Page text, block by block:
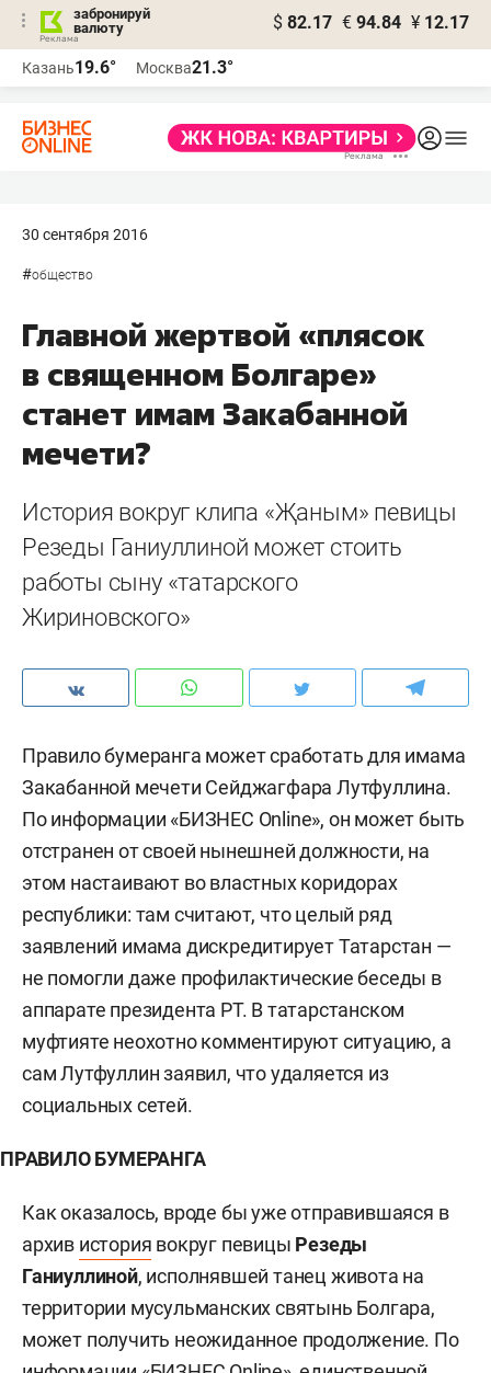
забронируй
валюту
$ 82.17 € 94.84 ¥ 12.17
Казань19.6° Москва21.3°
30 сентября 2016
#общество
Главной жертвой «плясок
в священном Болгаре»
станет имам Закабанной
мечети?
История вокруг клипа «Җаным» певицы
Резеды Ганиуллиной может стоить
работы сыну «татарского
Жириновского»
Правило бумеранга может сработать для имама
Закабанной мечети Сейджагфара Лутфуллина.
По информации «БИЗНЕС Online», он может быть
отстранен от своей нынешней должности, на
этом настаивают во властных коридорах
республики: там считают, что целый ряд
заявлений имама дискредитирует Татарстан —
не помогли даже профилактические беседы в
аппарате президента РТ. В татарстанском
муфтияте неохотно комментируют ситуацию, а
сам Лутфуллин заявил, что удаляется из
социальных сетей.
ПРАВИЛО БУМЕРАНГА
Как оказалось, вроде бы уже отправившаяся в
архив история вокруг певицы Резеды
Ганиуллиной, исполнявшей танец живота на
территории мусульманских святынь Болгара,
может получить неожиданное продолжение. По